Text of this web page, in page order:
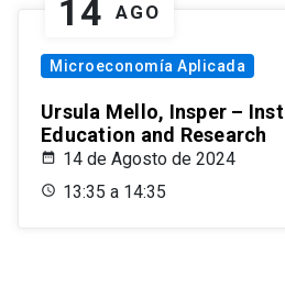
14 AGO
Microeconomía Aplicada
Ursula Mello, Insper –
Education and Research
14 de Agosto de 2024
13:35 a 14:35